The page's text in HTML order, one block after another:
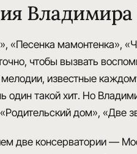
«Песенка мамонтенка»,
чтобы вызвать
мелодии, известные
один такой хит. Но
дом», «Две
две консерватории —